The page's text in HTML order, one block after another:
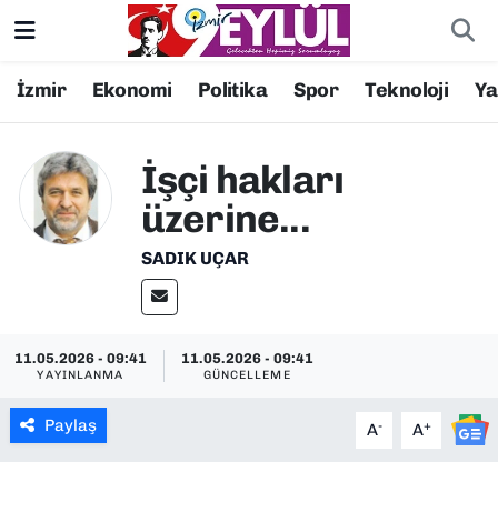
İzmir Ekonomi Politika Spor Teknoloji
İşçi hakları
üzerine...
SADIK UÇAR
11.05.2026 - 09:41
YAYINLANMA
11.05.2026 - 09:41
GÜNCELLEME
Paylaş A- A+
Resmi İlanlar
DÜNYA
EKONOMİ
KÜLTÜR SANAT
MAGAZİN
Konak Nöbetçi Eczaneler
Konak Trafik Yoğunluk Haritası
Süper Lig Puan Durumu ve Fikstür
Tüm Manşetler
Son Dakika Haberleri
Haber Arşivi